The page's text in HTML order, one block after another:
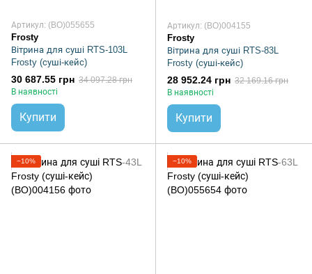
Артикул: (BO)055655
Frosty
Вітрина для суші RTS-103L
Frosty (суші-кейс)
30 687.55 грн 34 097.28 грн
В наявності
Купити
Артикул: (BO)004155
Frosty
Вітрина для суші RTS-83L
Frosty (суші-кейс)
28 952.24 грн 32 169.16 грн
В наявності
Купити
−10% −10%